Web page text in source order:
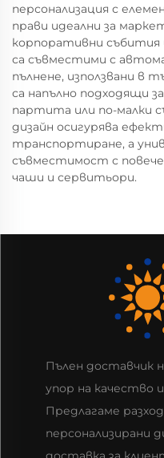
персонализация с
прави идеални за
корпоративни
са съвместими с
пълнене, използвани в
са напълно подходящи
партита или по-малки
дизайн осигурява
транспортиране, а
съвместимост с
чаши и сервитьори.
Пълен доставчик
упор на качество
Предлагаме
персонализирани